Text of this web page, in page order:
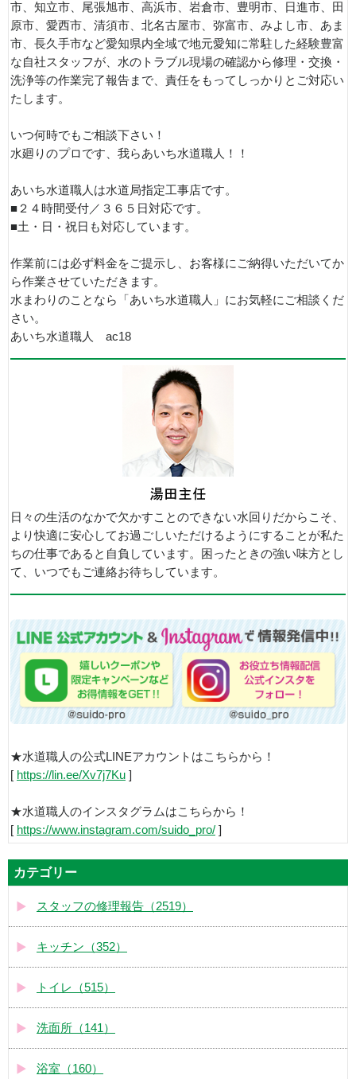
市、知立市、尾張旭市、高浜市、岩倉市、豊明市、日進市、田
原市、愛西市、清須市、北名古屋市、弥富市、みよし市、あま
市、長久手市など愛知県内全域で地元愛知に常駐した経験豊富
な自社スタッフが、水のトラブル現場の確認から修理・交換・
洗浄等の作業完了報告まで、責任をもってしっかりとご対応い
たします。
いつ何時でもご相談下さい！
水廻りのプロです、我らあいち水道職人！！
あいち水道職人は水道局指定工事店です。
■２４時間受付／３６５日対応です。
■土・日・祝日も対応しています。
作業前には必ず料金をご提示し、お客様にご納得いただいてか
ら作業させていただきます。
水まわりのことなら「あいち水道職人」にお気軽にご相談くだ
さい。
あいち水道職人 ac18
日々の生活のなかで欠かすことのできない水回りだからこそ、
より快適に安心してお過ごしいただけるようにすることが私た
ちの仕事であると自負しています。困ったときの強い味方とし
て、いつでもご連絡お待ちしています。
★水道職人の公式LINEアカウントはこちらから！
[ https://lin.ee/Xv7j7Ku ]
★水道職人のインスタグラムはこちらから！
[ https://www.instagram.com/suido_pro/ ]
カテゴリー
スタッフの修理報告（2519）
キッチン（352）
トイレ（515）
洗面所（141）
浴室（160）